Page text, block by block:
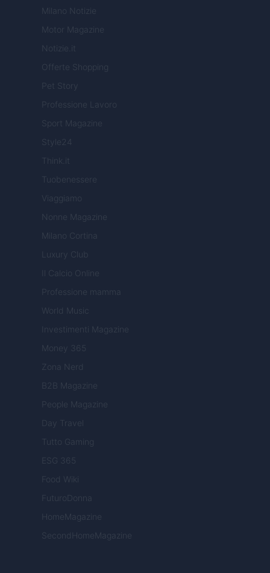
Milano Notizie
Motor Magazine
Notizie.it
Offerte Shopping
Pet Story
Professione Lavoro
Sport Magazine
Style24
Think.it
Tuobenessere
Viaggiamo
Nonne Magazine
Milano Cortina
Luxury Club
Il Calcio Online
Professione mamma
World Music
Investimenti Magazine
Money 365
Zona Nerd
B2B Magazine
People Magazine
Day Travel
Tutto Gaming
ESG 365
Food Wiki
FuturoDonna
HomeMagazine
SecondHomeMagazine